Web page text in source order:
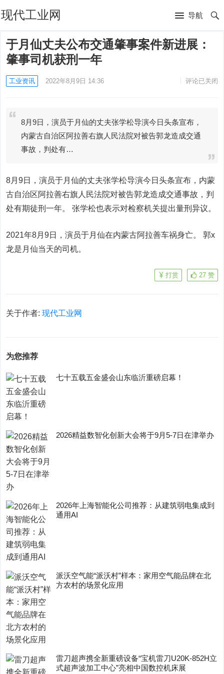
现代工业网 导航
于月仙丈夫公布交通肇事案件新进展：
肇事司机获刑一年
工业资讯 2022年8月9日 14:36 评论已关闭
8月9日，演员于月仙的丈夫张学松导演今日头条宣布，
内蒙古自治区阿拉善右旗人民法院对被告郭龙造成交通
事故，判处有…
8月9日，演员于月仙的丈夫张学松导演今日头条宣布，内蒙
古自治区阿拉善右旗人民法院对被告郭龙造成交通事故，判
处有期徒刑一年。 张学松也表示对检察机关提出量刑异议。
2021年8月9日，演员于月仙在内蒙古阿拉善车祸身亡。 郭x
龙是月仙当天的司机。
27 赞
打赏
关于作者:现代工业网
为您推荐
七十五载五金盛会山东临沂重磅启幕！
2026精益数智化创新大会将于9月5-7日在津举办
2026年上海智能化公司推荐：从建筑弱电集成到
通用AI
派沃空气能“派沃村”样本：家用空气能品牌在北
方农村的场景化应用
雷刀超声携全新重磅设备“宝机雷刀U20K-852H立
式超声波加工中心”亮相中国数控机床展